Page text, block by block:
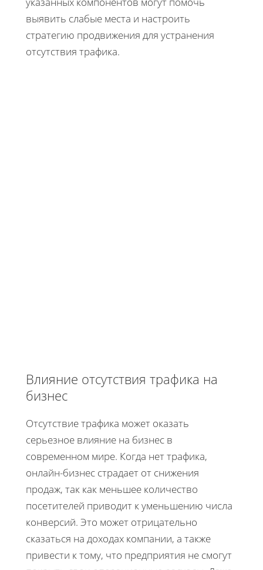
выявить слабые места и настроить
стратегию продвижения для устранения
отсутствия трафика.
Влияние отсутствия трафика на
бизнес
Отсутствие трафика может оказать
серьезное влияние на бизнес в
современном мире. Когда нет трафика,
онлайн-бизнес страдает от снижения
продаж, так как меньшее количество
посетителей приводит к уменьшению числа
конверсий. Это может отрицательно
сказаться на доходах компании, а также
привести к тому, что предприятия не смогут